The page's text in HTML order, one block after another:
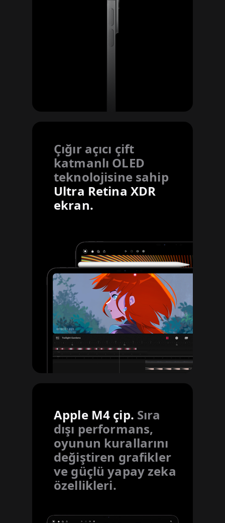
Çığır açıcı çift
katmanlı OLED
teknolojisine sahip
Ultra Retina XDR
ekran.
Apple M4 çip. Sıra
dışı performans,
oyunun kurallarını
değiştiren grafikler
ve güçlü yapay zeka
özellikleri.